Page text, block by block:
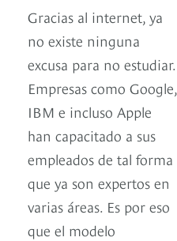
Gracias al internet, ya
no existe ninguna
excusa para no estudiar.
Empresas como Google,
IBM e incluso Apple
han capacitado a sus
empleados de tal forma
que ya son expertos en
varias áreas. Es por eso
que el modelo